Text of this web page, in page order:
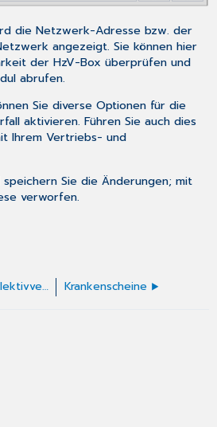
die Netzwerk-Adresse bzw. der
angezeigt. Sie können hier
der HzV-Box überprüfen und
abrufen.
Sie diverse Optionen für die
aktivieren. Führen Sie auch dies
Ihrem Vertriebs- und
Sie die Änderungen; mit
verworfen.
Kollektiv-/Selektivverträge Krankenscheine